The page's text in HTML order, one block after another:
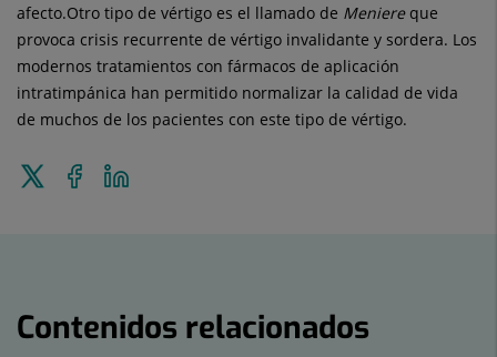
afecto.Otro tipo de vértigo es el llamado de Meniere que
provoca crisis recurrente de vértigo invalidante y sordera. Los
modernos tratamientos con fármacos de aplicación
intratimpánica han permitido normalizar la calidad de vida
de muchos de los pacientes con este tipo de vértigo.
Enviar
Compartir
en
Contenidos relacionados